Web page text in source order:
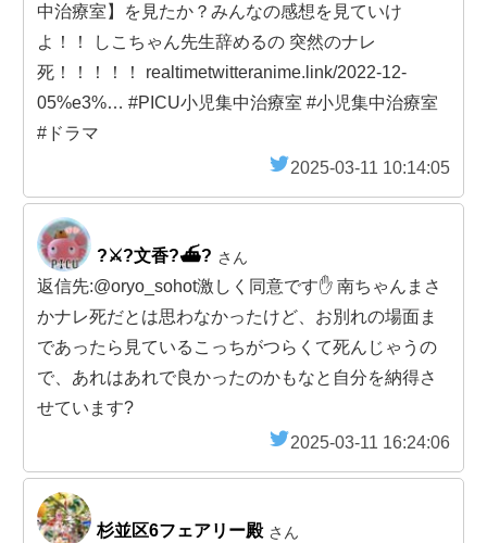
中治療室】を見たか？みんなの感想を見ていけ
よ！！ しこちゃん先生辞めるの 突然のナレ
死！！！！！ realtimetwitteranime.link/2022-12-
05%e3%… #PICU小児集中治療室 #小児集中治療室
#ドラマ
2025-03-11 10:14:05
?⚔️?文香?⛴️?️ さん
返信先:@oryo_sohot激しく同意です✋ 南ちゃんまさ
かナレ死だとは思わなかったけど、お別れの場面ま
であったら見ているこっちがつらくて死んじゃうの
で、あれはあれで良かったのかもなと自分を納得さ
せています?
2025-03-11 16:24:06
杉並区6フェアリー殿 さん